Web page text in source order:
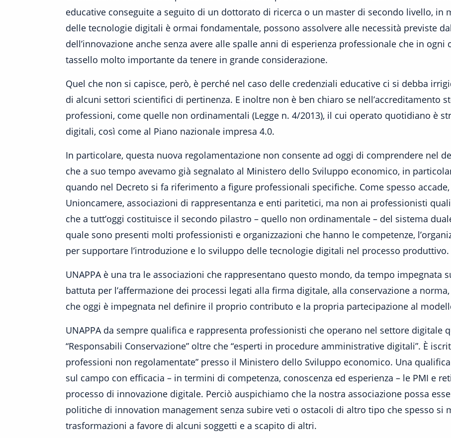
educative conseguite a seguito di un dottorato di ricerca o un master di secondo livello, in
delle tecnologie digitali è ormai fondamentale, possono assolvere alle necessità previste
dell’innovazione anche senza avere alle spalle anni di esperienza professionale che in ogni
tassello molto importante da tenere in grande considerazione.
Quel che non si capisce, però, è perché nel caso delle credenziali educative ci si debba
di alcuni settori scientifici di pertinenza. E inoltre non è ben chiaro se nell’accreditamento
professioni, come quelle non ordinamentali (Legge n. 4/2013), il cui operato quotidiano è
digitali, così come al Piano nazionale impresa 4.0.
In particolare, questa nuova regolamentazione non consente ad oggi di comprendere nel
che a suo tempo avevamo già segnalato al Ministero dello Sviluppo economico, in
quando nel Decreto si fa riferimento a figure professionali specifiche. Come spesso
Unioncamere, associazioni di rappresentanza e enti paritetici, ma non ai professionisti
che a tutt’oggi costituisce il secondo pilastro – quello non ordinamentale – del sistema
quale sono presenti molti professionisti e organizzazioni che hanno le competenze,
per supportare l’introduzione e lo sviluppo delle tecnologie digitali nel processo produttivo.
UNAPPA è una tra le associazioni che rappresentano questo mondo, da tempo impegnata
battuta per l’affermazione dei processi legati alla firma digitale, alla conservazione a
che oggi è impegnata nel definire il proprio contributo e la propria partecipazione al
UNAPPA da sempre qualifica e rappresenta professionisti che operano nel settore digitale
“Responsabili Conservazione” oltre che “esperti in procedure amministrative digitali”. È
professioni non regolamentate” presso il Ministero dello Sviluppo economico. Una
sul campo con efficacia – in termini di competenza, conoscenza ed esperienza – le PMI e
processo di innovazione digitale. Perciò auspichiamo che la nostra associazione possa
politiche di innovation management senza subire veti o ostacoli di altro tipo che spesso si
trasformazioni a favore di alcuni soggetti e a scapito di altri.